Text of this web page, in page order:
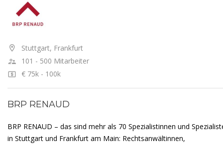
Stuttgart, Frankfurt
101 - 500 Mitarbeiter
€ 75k - 100k
BRP RENAUD
BRP RENAUD – das sind mehr als 70 Spezialistinnen und
in Stuttgart und Frankfurt am Main: Rechtsanwältinnen,